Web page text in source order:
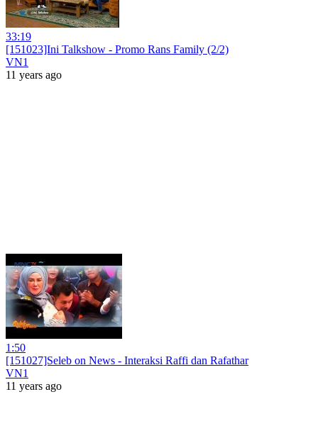
33:19
[151023]Ini Talkshow - Promo Rans Family (2/2)
VN1
11 years ago
1:50
[151027]Seleb on News - Interaksi Raffi dan Rafathar
VN1
11 years ago